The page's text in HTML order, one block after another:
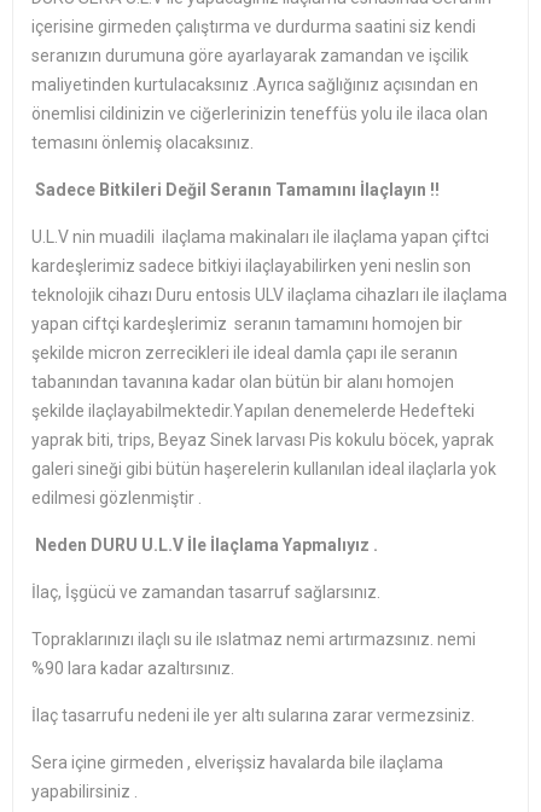
içerisine girmeden çalıştırma ve durdurma saatini siz kendi
seranızın durumuna göre ayarlayarak zamandan ve işcilik
maliyetinden kurtulacaksınız .Ayrıca sağlığınız açısından en
önemlisi cildinizin ve ciğerlerinizin teneffüs yolu ile ilaca olan
temasını önlemiş olacaksınız.
Sadece Bitkileri Değil Seranın Tamamını İlaçlayın !!
U.L.V nin muadili ilaçlama makinaları ile ilaçlama yapan çiftci
kardeşlerimiz sadece bitkiyi ilaçlayabilirken yeni neslin son
teknolojik cihazı Duru entosis ULV ilaçlama cihazları ile ilaçlama
yapan ciftçi kardeşlerimiz seranın tamamını homojen bir
şekilde micron zerrecikleri ile ideal damla çapı ile seranın
tabanından tavanına kadar olan bütün bir alanı homojen
şekilde ilaçlayabilmektedir.Yapılan denemelerde Hedefteki
yaprak biti, trips, Beyaz Sinek larvası Pis kokulu böcek, yaprak
galeri sineği gibi bütün haşerelerin kullanılan ideal ilaçlarla yok
edilmesi gözlenmiştir .
Neden DURU U.L.V İle İlaçlama Yapmalıyız .
İlaç, İşgücü ve zamandan tasarruf sağlarsınız.
Topraklarınızı ilaçlı su ile ıslatmaz nemi artırmazsınız. nemi
%90 lara kadar azaltırsınız.
İlaç tasarrufu nedeni ile yer altı sularına zarar vermezsiniz.
Sera içine girmeden , elverişsiz havalarda bile ilaçlama
yapabilirsiniz .